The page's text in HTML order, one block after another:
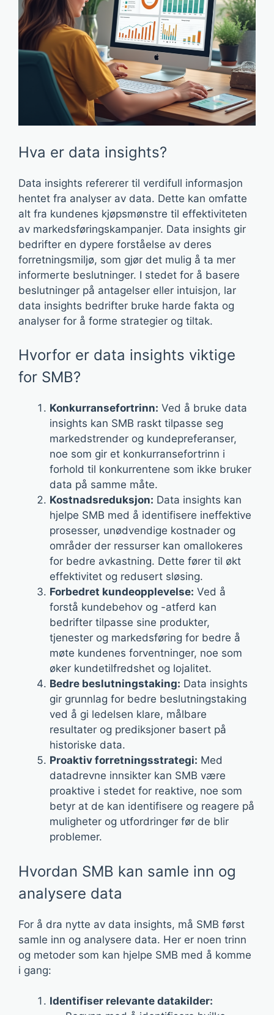
Hva er data insights?
Data insights refererer til verdifull informasjon
hentet fra analyser av data. Dette kan omfatte
alt fra kundenes kjøpsmønstre til effektiviteten
av markedsføringskampanjer. Data insights gir
bedrifter en dypere forståelse av deres
forretningsmiljø, som gjør det mulig å ta mer
informerte beslutninger. I stedet for å basere
beslutninger på antagelser eller intuisjon, lar
data insights bedrifter bruke harde fakta og
analyser for å forme strategier og tiltak.
Hvorfor er data insights viktige
for SMB?
Konkurransefortrinn: Ved å bruke data
insights kan SMB raskt tilpasse seg
markedstrender og kundepreferanser,
noe som gir et konkurransefortrinn i
forhold til konkurrentene som ikke bruker
data på samme måte.
Kostnadsreduksjon: Data insights kan
hjelpe SMB med å identifisere ineffektive
prosesser, unødvendige kostnader og
områder der ressurser kan omallokeres
for bedre avkastning. Dette fører til økt
effektivitet og redusert sløsing.
Forbedret kundeopplevelse: Ved å
forstå kundebehov og -atferd kan
bedrifter tilpasse sine produkter,
tjenester og markedsføring for bedre å
møte kundenes forventninger, noe som
øker kundetilfredshet og lojalitet.
Bedre beslutningstaking: Data insights
gir grunnlag for bedre beslutningstaking
ved å gi ledelsen klare, målbare
resultater og prediksjoner basert på
historiske data.
Proaktiv forretningsstrategi: Med
datadrevne innsikter kan SMB være
proaktive i stedet for reaktive, noe som
betyr at de kan identifisere og reagere på
muligheter og utfordringer før de blir
problemer.
Hvordan SMB kan samle inn og
analysere data
For å dra nytte av data insights, må SMB først
samle inn og analysere data. Her er noen trinn
og metoder som kan hjelpe SMB med å komme
i gang:
Identifiser relevante datakilder: